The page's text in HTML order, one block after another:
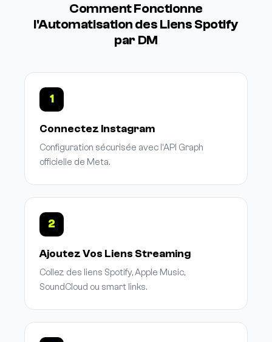
Comment Fonctionne
l'Automatisation des Liens Spotify
par DM
1
Connectez Instagram
Configuration sécurisée avec l'API Graph
officielle de Meta.
2
Ajoutez Vos Liens Streaming
Collez des liens Spotify, Apple Music,
SoundCloud ou smart links.